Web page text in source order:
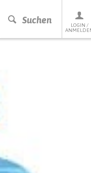
Suchen
LOGIN /